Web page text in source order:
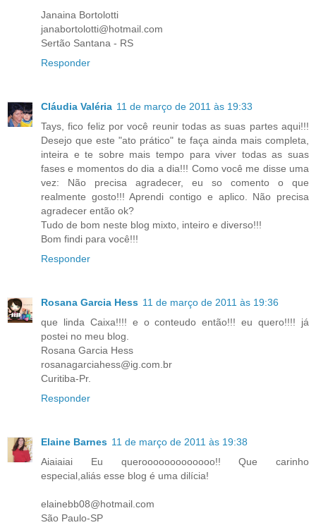
Janaina Bortolotti
janabortolotti@hotmail.com
Sertão Santana - RS
Responder
Cláudia Valéria 11 de março de 2011 às 19:33
Tays, fico feliz por você reunir todas as suas partes aqui!!!
Desejo que este "ato prático" te faça ainda mais completa,
inteira e te sobre mais tempo para viver todas as suas
fases e momentos do dia a dia!!! Como você me disse uma
vez: Não precisa agradecer, eu so comento o que
realmente gosto!!! Aprendi contigo e aplico. Não precisa
agradecer então ok?
Tudo de bom neste blog mixto, inteiro e diverso!!!
Bom findi para você!!!
Responder
Rosana Garcia Hess 11 de março de 2011 às 19:36
que linda Caixa!!!! e o conteudo então!!! eu quero!!!! já
postei no meu blog.
Rosana Garcia Hess
rosanagarciahess@ig.com.br
Curitiba-Pr.
Responder
Elaine Barnes 11 de março de 2011 às 19:38
Aiaiaiai Eu querooooooooooooo!! Que carinho
especial,aliás esse blog é uma dilícia!
elainebb08@hotmail.com
São Paulo-SP